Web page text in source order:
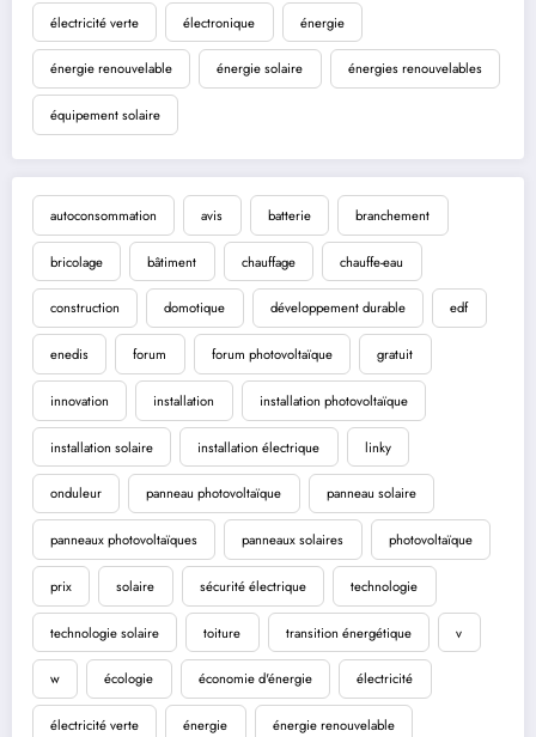
électricité verte électronique énergie
énergie renouvelable énergie solaire énergies renouvelables
équipement solaire
autoconsommation avis batterie branchement
bricolage bâtiment chauffage chauffe-eau
construction domotique développement durable edf
enedis forum forum photovoltaïque gratuit
innovation installation installation photovoltaïque
installation solaire installation électrique linky
onduleur panneau photovoltaïque panneau solaire
panneaux photovoltaïques panneaux solaires photovoltaïque
prix solaire sécurité électrique technologie
technologie solaire toiture transition énergétique v
w écologie économie d'énergie électricité
électricité verte énergie énergie renouvelable